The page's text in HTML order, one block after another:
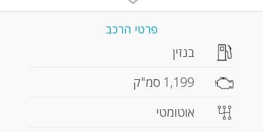
פרטי הרכב
בנזין
1,199 סמ"ק
אוטומטי